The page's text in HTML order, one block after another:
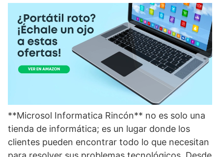
**Microsol Informatica Rincón** no es solo una
tienda de informática; es un lugar donde los
clientes pueden encontrar todo lo que necesitan